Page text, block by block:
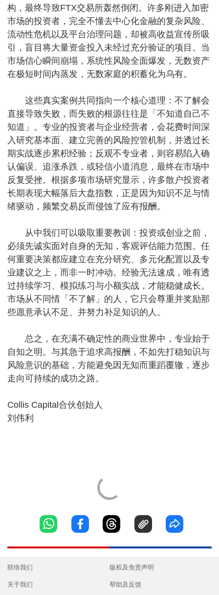
构，最终导致FTX交易所轰然倒闭。许多刚进入加密
市场的投资者，完全不懂去中心化金融的复杂风险、
流动性危机以及平台治理问题，却被高收益宣传所吸
引，盲目将大量资金投入未经过充分验证的项目。当
市场信心瞬间崩塌，系统性风险全面爆发，无数资产
在极短时间内蒸发，无数家庭的积蓄化为乌有。
这些真实案例共同指向一个核心道理：不了解会
直接导致失败，而失败的根源往往是「不知道自己不
知道」。专业的投资者与企业经营者，会花费时间深
入研究基本面、建立完善的风险控管机制，并透过长
期实战逐步累积经验；反观不专业者，则容易陷入确
认偏误、追涨杀跌，或轻信小道消息，最终在市场中
反复受挫。根据多项市场研究显示，许多散户投资者
长期表现大幅落后大盘指数，正是因为知识不足与情
绪驱动，频繁交易反而侵蚀了应有报酬。
从中我们可以吸取重要教训：投资或创业之前，
必须先诚实面对自身的无知，客观评估能力范围。任
何重要决策都应建立在充分研究、多元化配置以及专
业建议之上，而非一时冲动。经验无法速成，唯有透
过持续学习、模拟练习与小额实战，才能稳健成长。
市场从不同情「不了解」的人，它只会尊重并奖励那
些愿意承认不足、并努力补足知识的人。
总之，在充满不确定性的商业世界中，专业始于
自知之明。与其急于追求高报酬，不如先打稳知识与
风险意识的基础，方能避免因无知而重蹈覆辙，逐步
走向可持续的成功之路。
Collis Capital合伙创始人
刘伟利
联络我们
关于我们
版权及免责声明
帮助及反馈